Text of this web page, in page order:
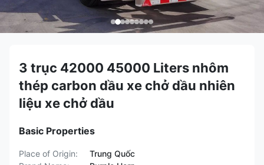
3 trục 42000 45000 Liters nhôm
thép carbon dầu xe chở dầu nhiên
liệu xe chở dầu
Basic Properties
Place of Origin:
Trung Quốc